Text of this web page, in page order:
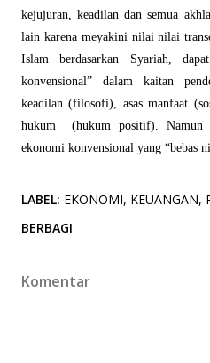
kejujuran, keadilan dan semua
lain karena meyakini nilai nilai
Islam berdasarkan Syariah,
konvensional” dalam kaitan
keadilan (filosofi), asas manfaat
hukum (hukum positif). Namun
ekonomi konvensional yang “bebas
LABEL: EKONOMI KEUANGAN
BERBAGI
Komentar